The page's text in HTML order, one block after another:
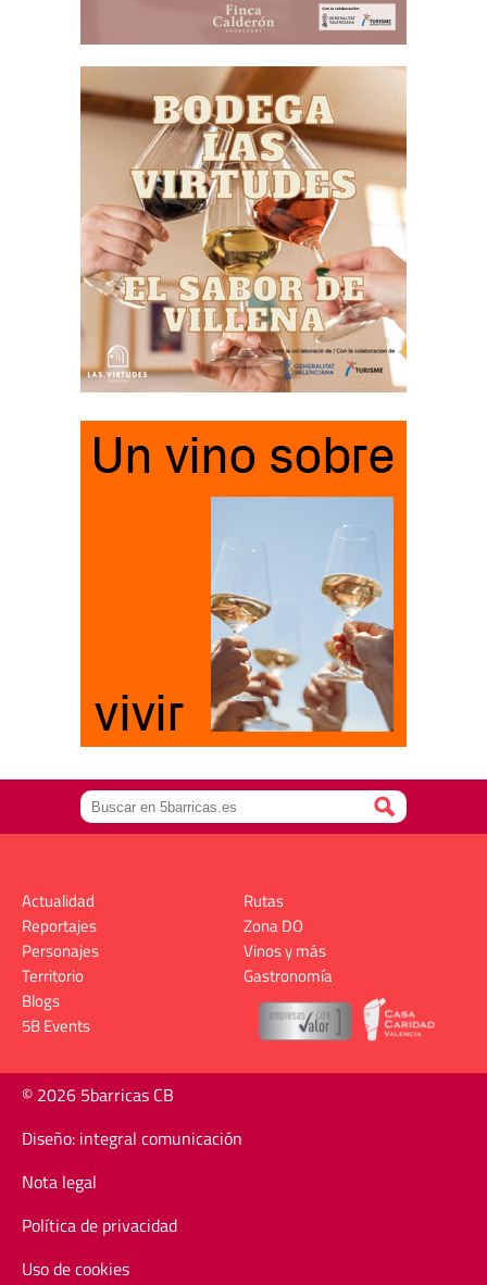
Actualidad
Reportajes
Personajes
Territorio
Rutas
Zona DO
Vinos y más
Gastronomía
Blogs
5B Events
© 2026 5barricas CB
Diseño: integral comunicación
Nota legal
Política de privacidad
Uso de cookies